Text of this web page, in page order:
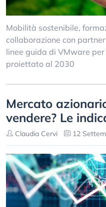
Mobilità sostenibile,
collaborazione con
linee guida di VMware
proiettato al 2030
Mercato
vendere? Le
Claudia Cervi 12